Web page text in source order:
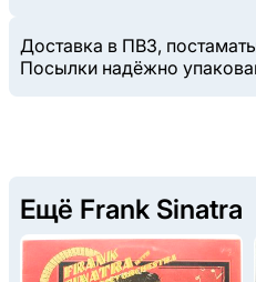
Доставка в ПВЗ,
Посылки надёжно
Ещё Frank Sinatra